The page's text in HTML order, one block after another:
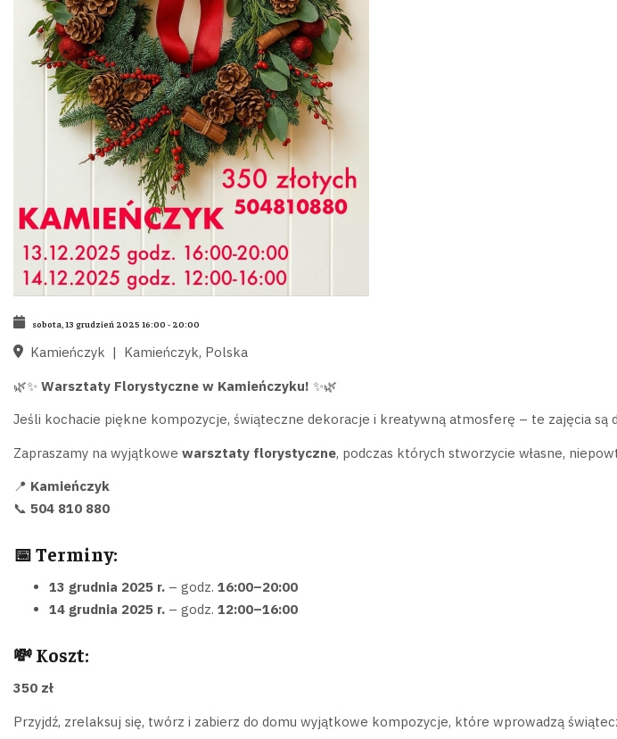
sobota, 13 grudzień 2025 16:00 - 20:00
Kamieńczyk | Kamieńczyk, Polska
🌿✨ Warsztaty Florystyczne w Kamieńczyku! ✨🌿
Jeśli kochacie piękne kompozycje, świąteczne dekoracje i kreatywną atmosferę – te zajęcia są
Zapraszamy na wyjątkowe warsztaty florystyczne, podczas których stworzycie własne,
📍 Kamieńczyk
📞 504 810 880
📅 Terminy:
13 grudnia 2025 r.– godz. 16:00–20:00
14 grudnia 2025 r.– godz. 12:00–16:00
💸 Koszt:
350 zł
Przyjdź, zrelaksuj się, twórz i zabierz do domu wyjątkowe kompozycje, które wprowadzą